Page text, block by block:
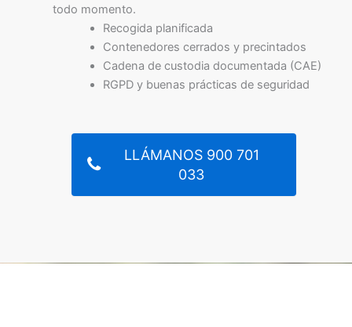
todo momento.
Recogida planificada
Contenedores cerrados y precintados
Cadena de custodia documentada (CAE)
RGPD y buenas prácticas de seguridad
LLÁMANOS 900 701
033